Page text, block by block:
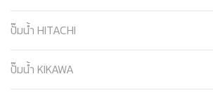
ปั๊มน้ำ HITACHI
ปั๊มน้ำ KIKAWA